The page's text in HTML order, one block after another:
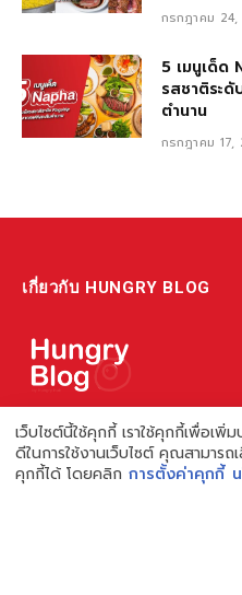
กรกฎาคม
5 เมนูเด็ด
รสชาติระ
ตำนาน
กรกฎาคม 17,
เกี่ยวกับ HUNGRY BLOG
แหล่งรวมข้อมูล ข่าวสาร เกี่ยวกับร้
รีวิว ชี้เป้า รวมถึงความรู้ต่างๆ ที่เ
ไม่พอ เรายังมีความรู้เกี่ยวกับกา
เว็บไซต์นี้ใช้คุกกี้ เราใช้คุกกี้เพื่อเ
ดีในการใช้งานเว็บไซต์ คุณสามาร
คุกกี้ได้ โดยคลิก การตั้งค่าคุกกี้